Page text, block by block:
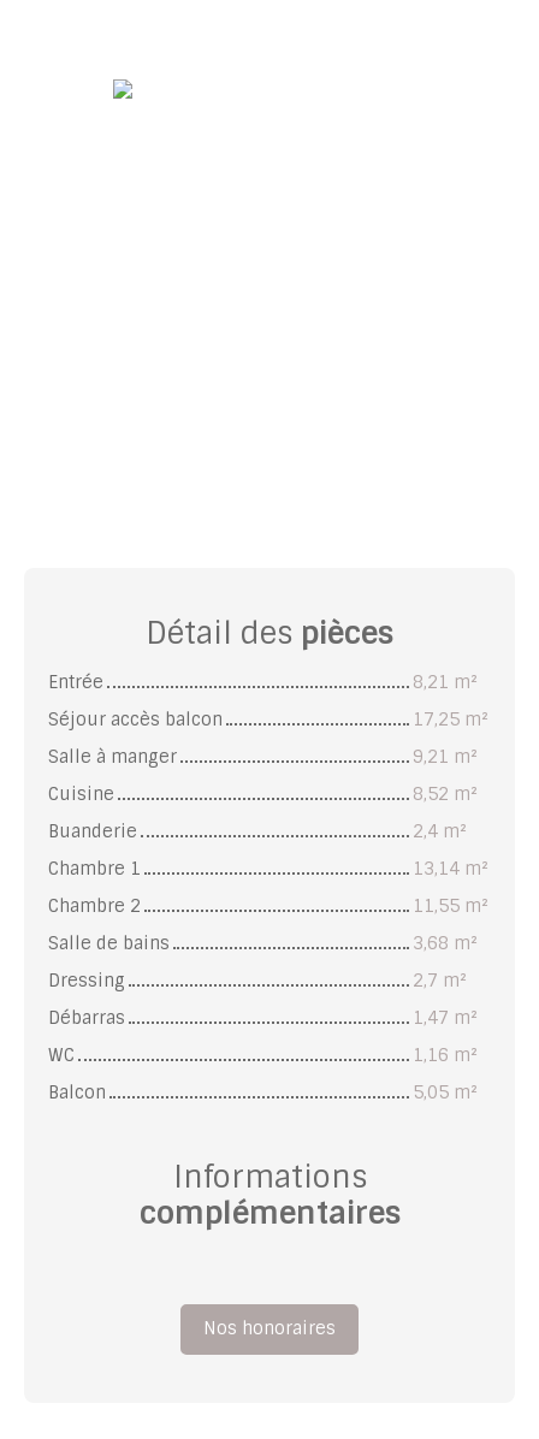
Détail des pièces
Entrée
8,21 m²
Séjour accès balcon
17,25 m²
Salle à manger
9,21 m²
Cuisine
8,52 m²
Buanderie
2,4 m²
Chambre 1
13,14 m²
Chambre 2
11,55 m²
Salle de bains
3,68 m²
Dressing
2,7 m²
Débarras
1,47 m²
WC
1,16 m²
Balcon
5,05 m²
Informations
complémentaires
Nos honoraires